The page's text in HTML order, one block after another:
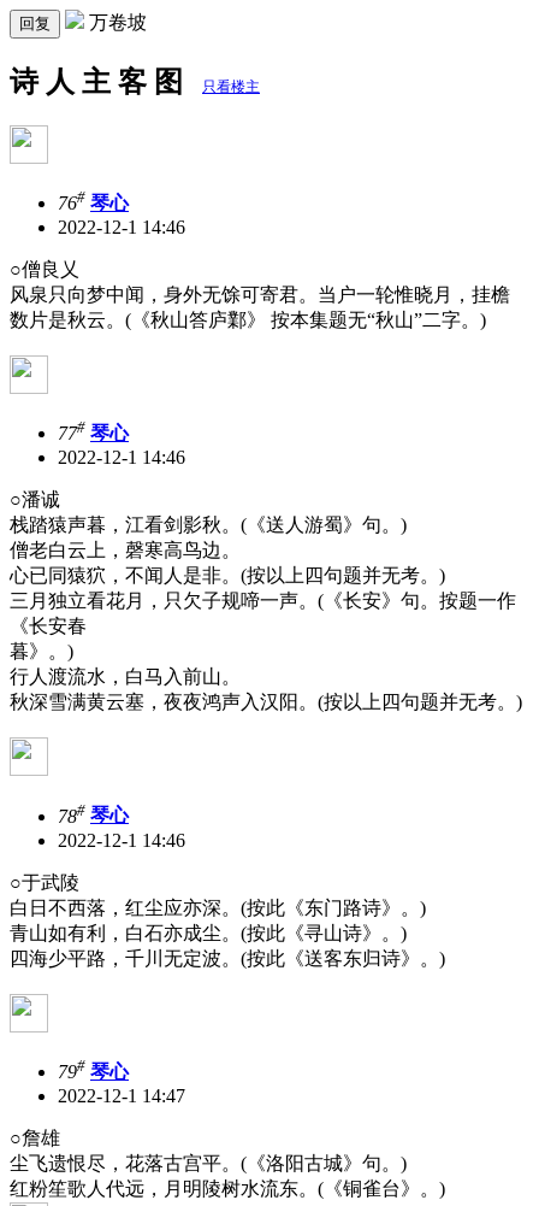
回复 万卷坡
诗 人 主 客 图 只看楼主
76# 琴心
2022-12-1 14:46
○僧良乂
风泉只向梦中闻，身外无馀可寄君。当户一轮惟晓月，挂檐
数片是秋云。(《秋山答庐鄴》 按本集题无“秋山”二字。)
77# 琴心
2022-12-1 14:46
○潘诚
栈踏猿声暮，江看剑影秋。(《送人游蜀》句。)
僧老白云上，磬寒高鸟边。
心已同猿狖，不闻人是非。(按以上四句题并无考。)
三月独立看花月，只欠子规啼一声。(《长安》句。按题一作
《长安春
暮》。)
行人渡流水，白马入前山。
秋深雪满黄云塞，夜夜鸿声入汉阳。(按以上四句题并无考。)
78# 琴心
2022-12-1 14:46
○于武陵
白日不西落，红尘应亦深。(按此《东门路诗》。)
青山如有利，白石亦成尘。(按此《寻山诗》。)
四海少平路，千川无定波。(按此《送客东归诗》。)
79# 琴心
2022-12-1 14:47
○詹雄
尘飞遗恨尽，花落古宫平。(《洛阳古城》句。)
红粉笙歌人代远，月明陵树水流东。(《铜雀台》。)